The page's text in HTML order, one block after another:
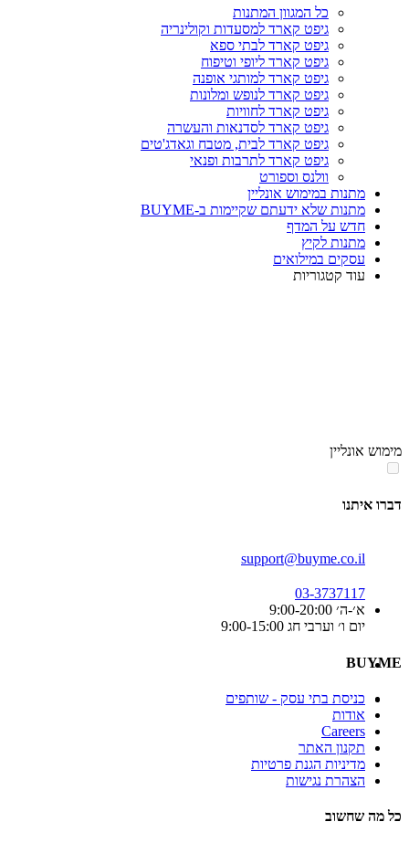
כל המגוון המתנות
גיפט קארד למסעדות וקולינריה
גיפט קארד לבתי ספא
גיפט קארד ליופי וטיפוח
גיפט קארד למותגי אופנה
גיפט קארד לנופש ומלונות
גיפט קארד לחוויות
גיפט קארד לסדנאות והעשרה
גיפט קארד לבית, מטבח וגאדג'טים
גיפט קארד לתרבות ופנאי
וולנס וספורט
מתנות במימוש אונליין
מתנות שלא ידעתם שקיימות ב-BUYME
חדש על המדף
מתנות לקיץ
עסקים במילואים
עוד קטגוריות
אזור
מימוש אונליין
דברו איתנו
support@buyme.co.il
03-3737117
א׳-ה׳ 9:00-20:00
יום ו׳ וערבי חג 9:00-15:00
BUYME
כניסת בתי עסק - שותפים
אודות
Careers
תקנון האתר
מדיניות הגנת פרטיות
הצהרת נגישות
כל מה שחשוב